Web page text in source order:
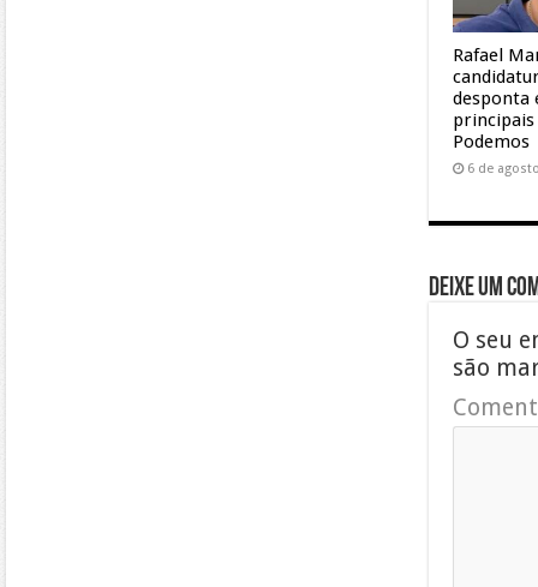
Rafael
desponta
Podemos
6 de
Deixe um
O seu
são